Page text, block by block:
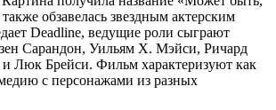
обзавелась звездным актерским
Deadline, ведущие роли сыграют
Сарандон, Уильям Х. Мэйси, Ричард
Люк Брейси. Фильм характеризуют как
с персонажами из разных